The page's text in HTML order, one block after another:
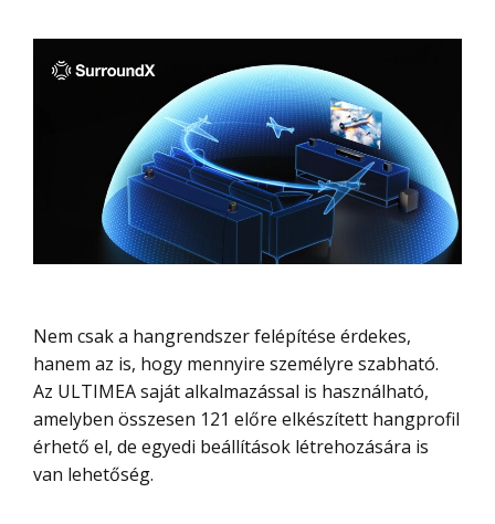
Nem csak a hangrendszer felépítése érdekes,
hanem az is, hogy mennyire személyre szabható.
Az ULTIMEA saját alkalmazással is használható,
amelyben összesen 121 előre elkészített hangprofil
érhető el, de egyedi beállítások létrehozására is
van lehetőség.